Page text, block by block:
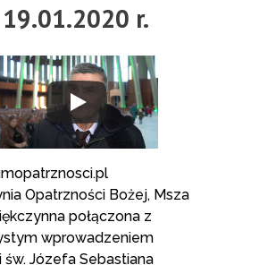
19.01.2020 r.
Opatrzności Bożej, Msza
połączona z
wprowadzeniem
św. Józefa Sebastiana